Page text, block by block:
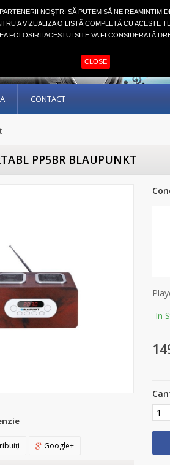
CONTACT
PP5BR BLAUPUNKT
Google+
In
NOŞTRI SĂ PUTEM SĂ NE REAMINTIM
A VIZUALIZA O LISTĂ COMPLETĂ CU
FOLOSIRII ACESTUI SITE VA FI CONSIDERATĂ
CLOSE